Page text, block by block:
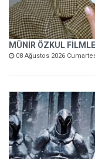
MÜNİR ÖZKUL
08 Ağustos 2026